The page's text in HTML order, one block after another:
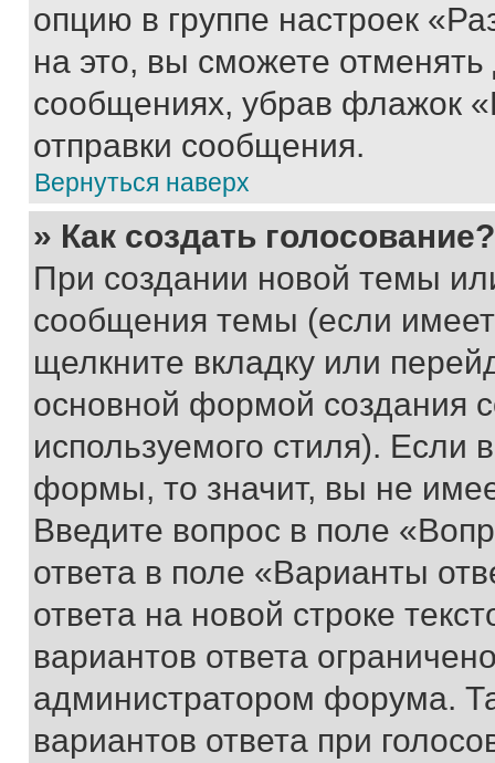
опцию в группе настроек
на это, вы сможете
сообщениях, убрав флажок
отправки сообщения.
Вернуться наверх
» Как создать голосование?
При создании новой темы
сообщения темы (если
щелкните вкладку или
основной формой создания
используемого стиля). Если
формы, то значит, вы не
Введите вопрос в поле
ответа в поле «Варианты
ответа на новой строке
вариантов ответа
администратором форума.
вариантов ответа при